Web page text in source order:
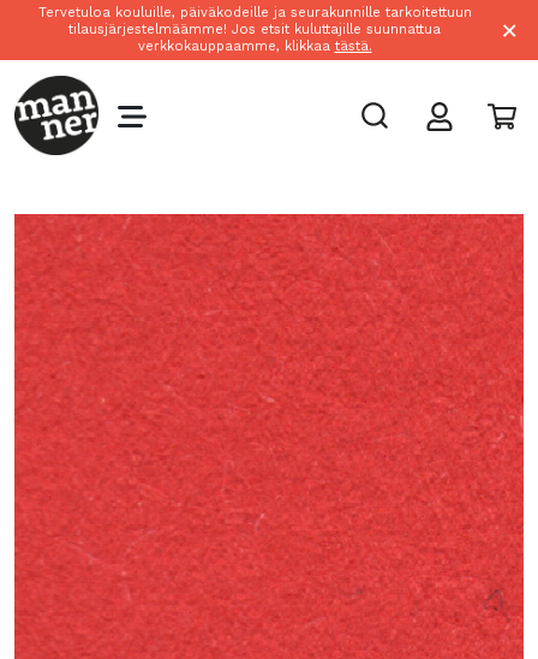
Tervetuloa kouluille, päiväkodeille ja seurakunnille tarkoitettuun
tilausjärjestelmäämme! Jos etsit kuluttajille suunnattua
verkkokauppaamme, klikkaa tästä. ×